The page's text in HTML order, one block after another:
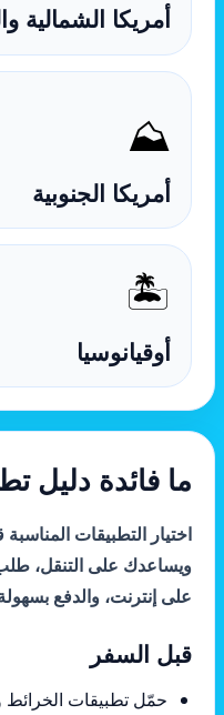
أمريكا الشمالية
⛰️
أمريكا الجنوبية
🏝️
أوقيانوسيا
ما فائدة دليل
اختيار التطبيقات
ويساعدك على التنقل،
على إنترنت، والدفع
قبل السفر
حمّل تطبيقات